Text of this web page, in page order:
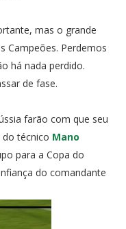
mas o grande
Campeões. Perdemos
há nada perdido.
de fase.
farão com que seu
técnico Mano
para a Copa do
do comandante